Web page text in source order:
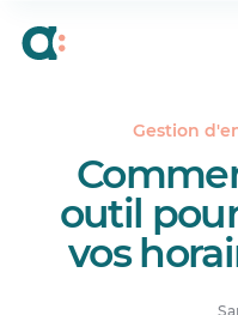
Gestion
outil
vos
de travail?
31 fonctionnalités
Les logiciels
travail, à votre
Réponses à vos